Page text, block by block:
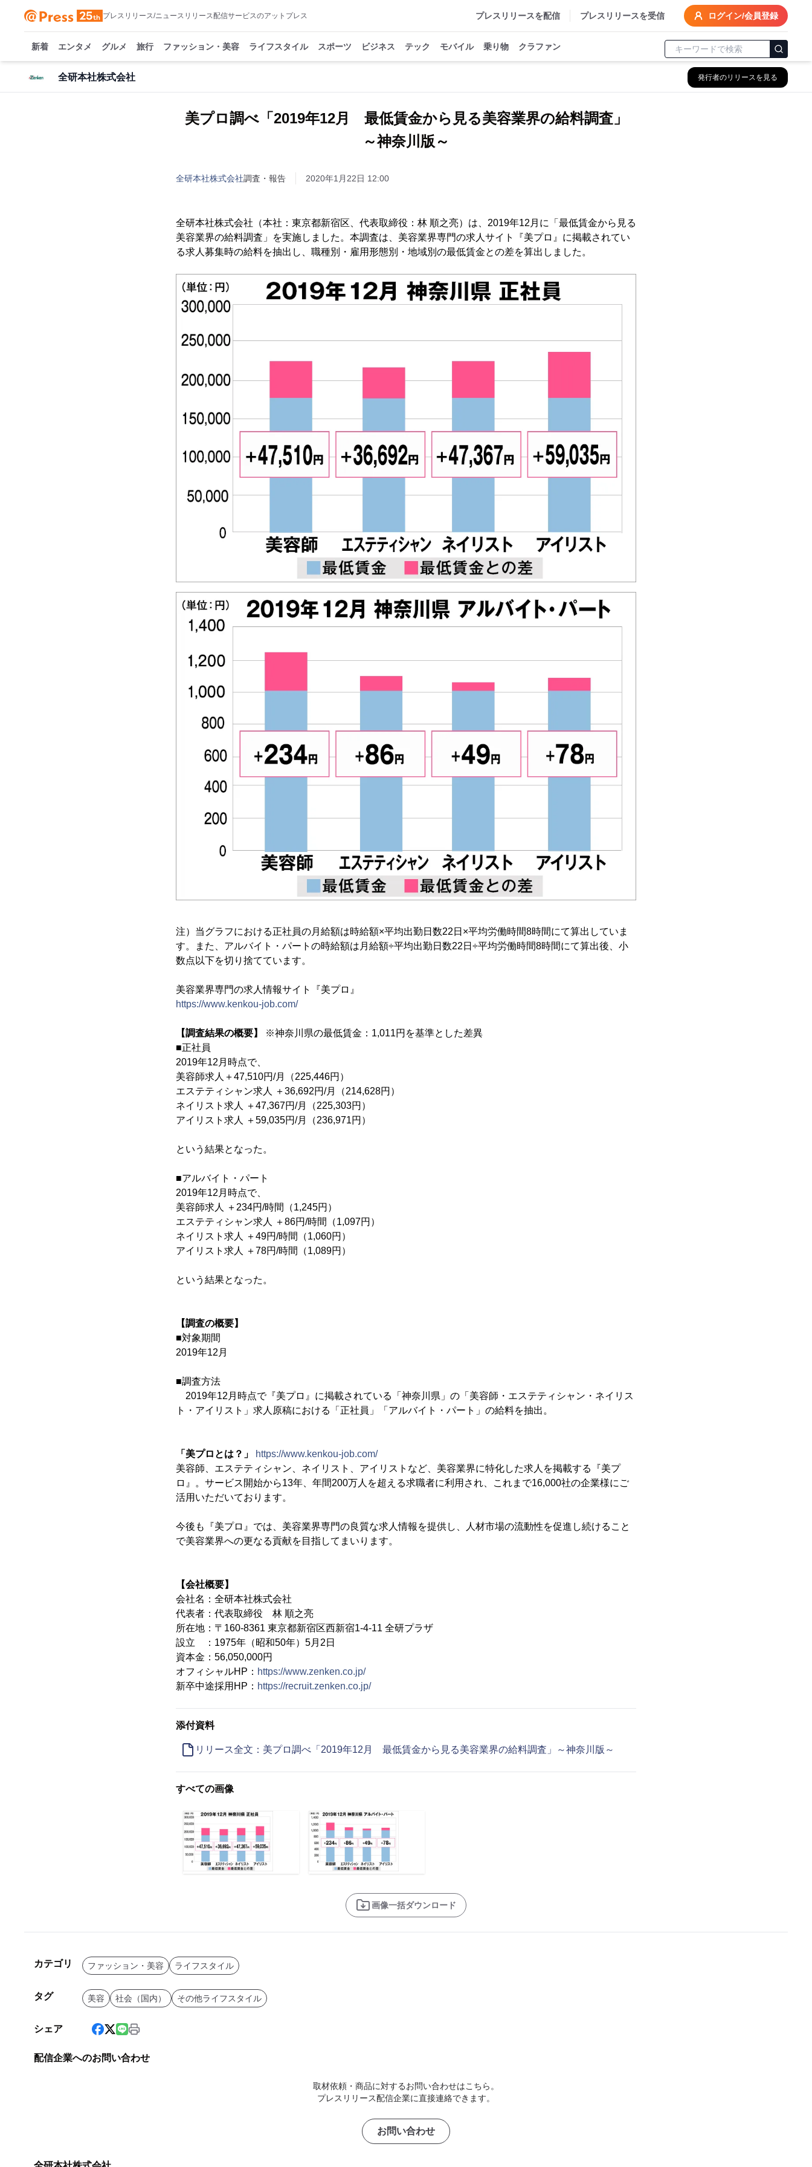
プレスリリース/ニュースリリース配信サービスのアットプレス プレスリリースを配信 プレスリリースを受信 ログイン/会員登録
新着 エンタメ グルメ 旅行 ファッション・美容 ライフスタイル スポーツ ビジネス テック モバイル 乗り物 クラファン
全研本社株式会社 発行者のリリースを見る
美プロ調べ「2019年12月 最低賃金から見る美容業界の給料調査」
～神奈川版～
全研本社株式会社調査・報告 2020年1月22日 12:00
全研本社株式会社（本社：東京都新宿区、代表取締役：林 順之亮）は、2019年12月に「最低賃金から見る
美容業界の給料調査」を実施しました。本調査は、美容業界専門の求人サイト『美プロ』に掲載されてい
る求人募集時の給料を抽出し、職種別・雇用形態別・地域別の最低賃金との差を算出しました。
注）当グラフにおける正社員の月給額は時給額×平均出勤日数22日×平均労働時間8時間にて算出していま
す。また、アルバイト・パートの時給額は月給額÷平均出勤日数22日÷平均労働時間8時間にて算出後、小
数点以下を切り捨てています。
美容業界専門の求人情報サイト『美プロ』
https://www.kenkou-job.com/
【調査結果の概要】
※神奈川県の最低賃金：1,011円を基準とした差異
■正社員
2019年12月時点で、
美容師求人＋47,510円/月（225,446円）
エステティシャン求人 ＋36,692円/月（214,628円）
ネイリスト求人 ＋47,367円/月（225,303円）
アイリスト求人 ＋59,035円/月（236,971円）
という結果となった。
■アルバイト・パート
2019年12月時点で、
美容師求人 ＋234円/時間（1,245円）
エステティシャン求人 ＋86円/時間（1,097円）
ネイリスト求人 ＋49円/時間（1,060円）
アイリスト求人 ＋78円/時間（1,089円）
という結果となった。
【調査の概要】
■対象期間
2019年12月
■調査方法
2019年12月時点で『美プロ』に掲載されている「神奈川県」の「美容師・エステティシャン・ネイリス
ト・アイリスト」求人原稿における「正社員」「アルバイト・パート」の給料を抽出。
「美プロとは？」
https://www.kenkou-job.com/
美容師、エステティシャン、ネイリスト、アイリストなど、美容業界に特化した求人を掲載する『美プ
ロ』。サービス開始から13年、年間200万人を超える求職者に利用され、これまで16,000社の企業様にご
活用いただいております。
今後も『美プロ』では、美容業界専門の良質な求人情報を提供し、人材市場の流動性を促進し続けること
で美容業界への更なる貢献を目指してまいります。
【会社概要】
会社名：全研本社株式会社
代表者：代表取締役 林 順之亮
所在地：〒160-8361 東京都新宿区西新宿1-4-11 全研プラザ
設立 ：1975年（昭和50年）5月2日
資本金：56,050,000円
オフィシャルHP： https://www.zenken.co.jp/
新卒中途採用HP： https://recruit.zenken.co.jp/
添付資料
リリース全文：美プロ調べ「2019年12月 最低賃金から見る美容業界の給料調査」～神奈川版～
すべての画像
画像一括ダウンロード
カテゴリ ファッション・美容 ライフスタイル
タグ 美容 社会（国内） その他ライフスタイル
シェア
配信企業へのお問い合わせ
取材依頼・商品に対するお問い合わせはこちら。
プレスリリース配信企業に直接連絡できます。
お問い合わせ